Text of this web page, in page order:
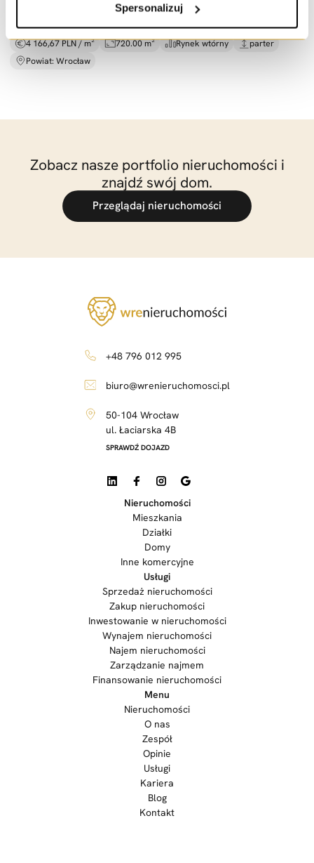
Spersonalizuj
4 166,67 PLN / m² 720.00 m² Rynek wtórny
parter
Powiat: Wrocław
Zobacz nasze portfolio nieruchomości i
znajdź swój dom.
Przeglądaj nieruchomości
+48 796 012 995
biuro@wrenieruchomosci.pl
50-104 Wrocław
ul. Łaciarska 4B
SPRAWDŹ DOJAZD
Nieruchomości
Mieszkania
Działki
Domy
Inne komercyjne
Usługi
Sprzedaż nieruchomości
Zakup nieruchomości
Inwestowanie w nieruchomości
Wynajem nieruchomości
Najem nieruchomości
Zarządzanie najmem
Finansowanie nieruchomości
Menu
Nieruchomości
O nas
Zespół
Opinie
Usługi
Kariera
Blog
Kontakt